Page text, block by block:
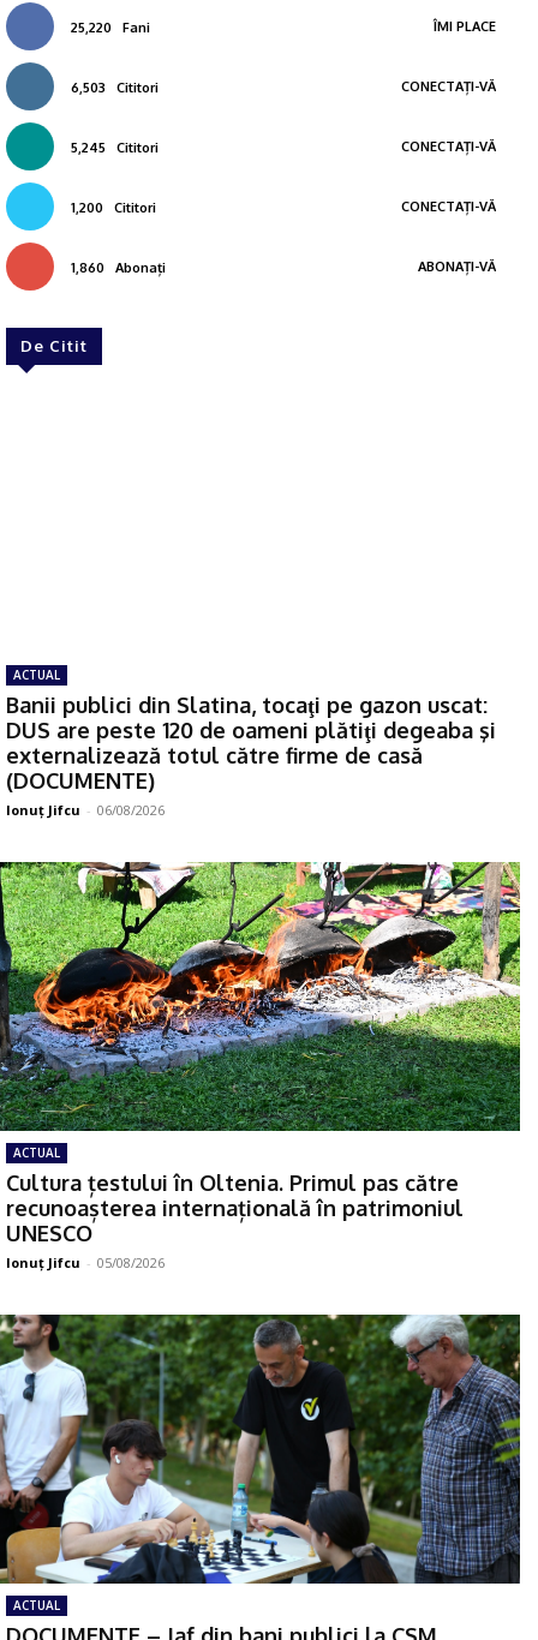
25,220 Fani ÎMI PLACE
6,503 Cititori CONECTAȚI-VĂ
5,245 Cititori CONECTAȚI-VĂ
1,200 Cititori CONECTAȚI-VĂ
1,860 Abonați ABONAȚI-VĂ
De Citit
ACTUAL
Banii publici din Slatina, tocaţi pe gazon uscat:
DUS are peste 120 de oameni plătiţi degeaba şi
externalizează totul către firme de casă
(DOCUMENTE)
Ionuţ Jifcu - 06/08/2026
ACTUAL
Cultura țestului în Oltenia. Primul pas către
recunoașterea internațională în patrimoniul
UNESCO
Ionuţ Jifcu - 05/08/2026
ACTUAL